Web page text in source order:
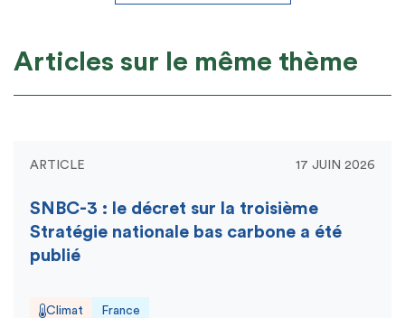
Articles sur le même thème
ARTICLE 17 JUIN 2026
SNBC-3 : le décret sur la troisième
Stratégie nationale bas carbone a été
publié
Climat France